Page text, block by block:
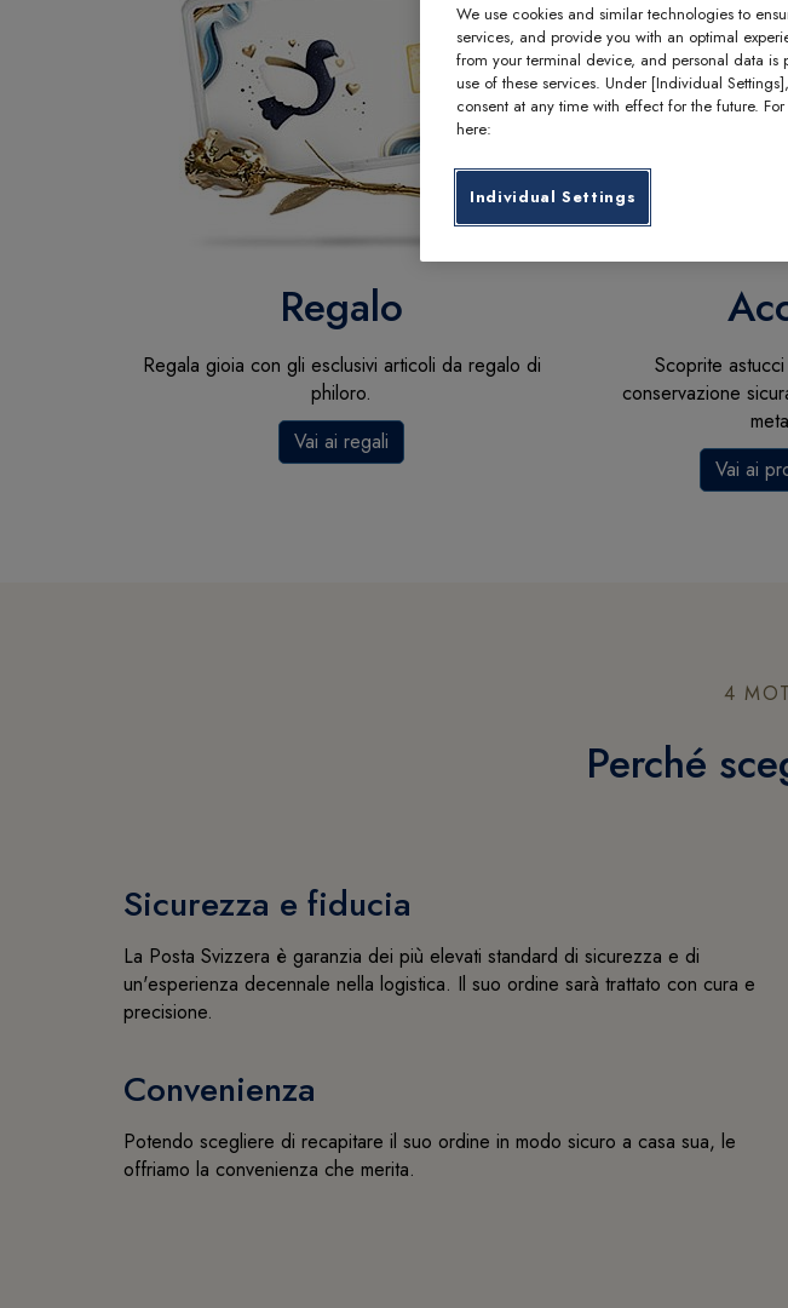
Regalo
Regala gioia con gli esclusivi articoli da regalo di
philoro.
Vai ai regali
Scoprite
conservazione
Vai ai
4
Perché
Sicurezza e fiducia
La Posta Svizzera è garanzia dei più elevati standard di sicurezza e di
un'esperienza decennale nella logistica. Il suo ordine sarà trattato con cura e
precisione.
Convenienza
Potendo scegliere di recapitare il suo ordine in modo sicuro a casa sua, le
offriamo la convenienza che merita.
We use cookies and similar technologies to
services, and provide you with an optimal
from your terminal device, and personal data
use of these services. Under [Individual
consent at any time with effect for the future.
here:
Individual Settings